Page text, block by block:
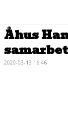
MATCHER
MEDLEM
Åhus
2020-03-13 16:46